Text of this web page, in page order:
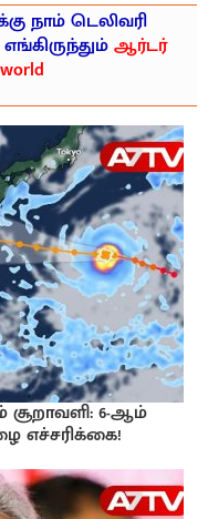
நாம் டெலிவரி
ஆர்டர்
சூறாவளி: 6-ஆம்
எச்சரிக்கை!